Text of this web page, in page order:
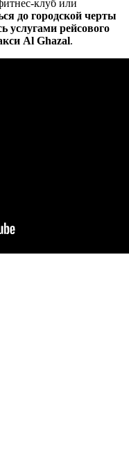
клуб или
до городской черты
услугами рейсового
Al Ghazal.